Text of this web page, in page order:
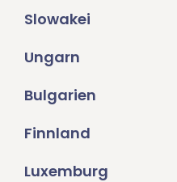
Slowakei
Ungarn
Bulgarien
Finnland
Luxemburg